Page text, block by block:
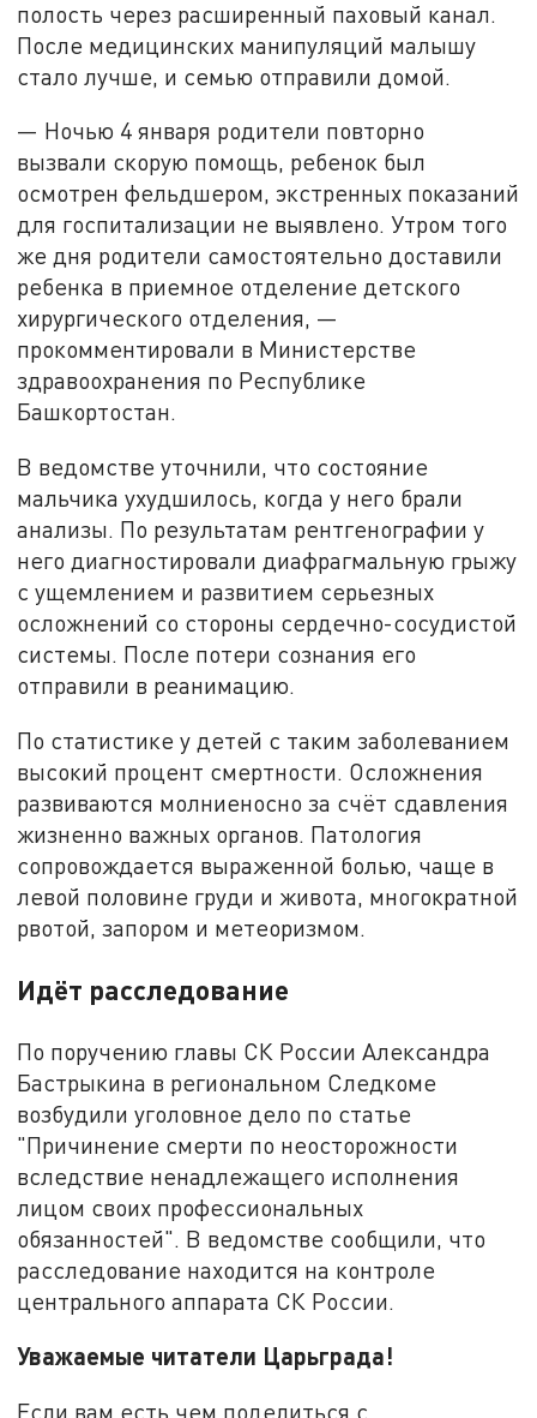
полость через расширенный паховый канал.
После медицинских манипуляций малышу
стало лучше, и семью отправили домой.
— Ночью 4 января родители повторно
вызвали скорую помощь, ребенок был
осмотрен фельдшером, экстренных показаний
для госпитализации не выявлено. Утром того
же дня родители самостоятельно доставили
ребенка в приемное отделение детского
хирургического отделения, —
прокомментировали в Министерстве
здравоохранения по Республике
Башкортостан.
В ведомстве уточнили, что состояние
мальчика ухудшилось, когда у него брали
анализы. По результатам рентгенографии у
него диагностировали диафрагмальную грыжу
с ущемлением и развитием серьезных
осложнений со стороны сердечно-сосудистой
системы. После потери сознания его
отправили в реанимацию.
По статистике у детей с таким заболеванием
высокий процент смертности. Осложнения
развиваются молниеносно за счёт сдавления
жизненно важных органов. Патология
сопровождается выраженной болью, чаще в
левой половине груди и живота, многократной
рвотой, запором и метеоризмом.
Идёт расследование
По поручению главы СК России Александра
Бастрыкина в региональном Следкоме
возбудили уголовное дело по статье
"Причинение смерти по неосторожности
вследствие ненадлежащего исполнения
лицом своих профессиональных
обязанностей". В ведомстве сообщили, что
расследование находится на контроле
центрального аппарата СК России.
Уважаемые читатели Царьграда!
Если вам есть чем поделиться с